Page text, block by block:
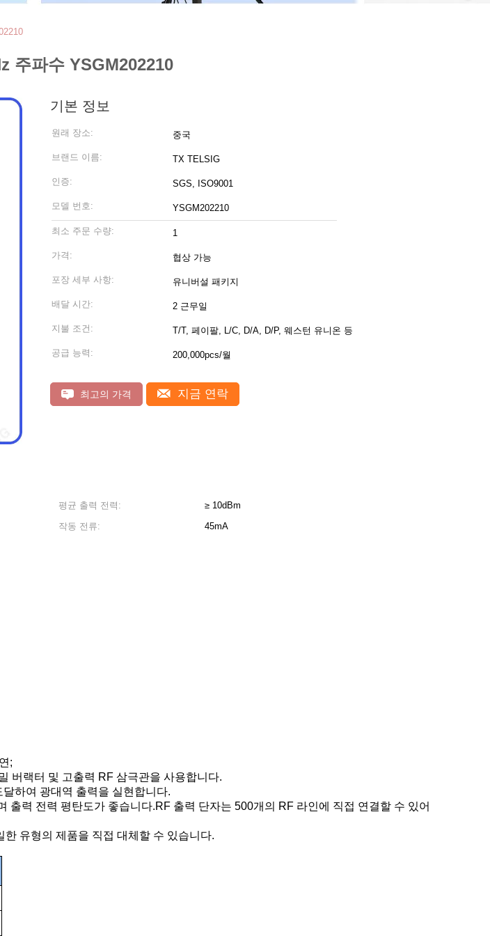
주파수 YSGM202210
기본 정보
원래 장소: 중국
브랜드 이름: TX TELSIG
인증: SGS, ISO9001
모델 번호: YSGM202210
최소 주문 수량: 1
가격: 협상 가능
포장 세부 사항: 유니버설 패키지
배달 시간: 2 근무일
지불 조건: T/T, 페이팔, L/C, D/A, D/P, 웨스턴 유니온 등
공급 능력: 200,000pcs/월
최고의 가격 지금 연락
평균 출력 전력:
≥ 10dBm
작동 전류:
45mA
;
버랙터 및 고출력 RF 삼극관을 사용합니다.
하여 광대역 출력을 실현합니다.
력 전력 평탄도가 좋습니다.RF 출력 단자는 500개의 RF 라인에 직접 연결할 수 있어
유형의 제품을 직접 대체할 수 있습니다.